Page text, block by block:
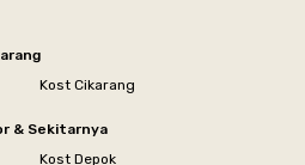
Kost Cikarang
& Sekitarnya
Kost Depok